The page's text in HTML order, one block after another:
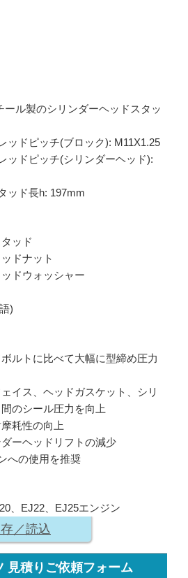
ール製のシリンダーヘッドスタッ
ッドピッチ(ブロック): M11X1.25
ッドピッチ(シリンダーヘッド):
ッド長h: 197mm
ッド
ドナット
ドウォッシャー
)
ルトに比べて大幅に型締め圧力
イス、ヘッドガスケット、シリ
のシール圧力を向上
耗性の向上
ーヘッドリフトの減少
への使用を推奨
、EJ22、EJ25エンジン